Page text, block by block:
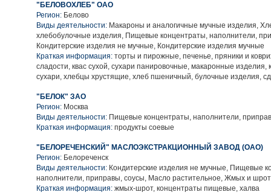
"БЕЛОВОХЛЕБ" ОАО
Регион: Белово
Виды деятельности: Макароны и аналогичные мучные изделия,
хлебобулочные изделия, Пищевые концентраты, наполнители,
Кондитерские изделия не мучные, Кондитерские изделия мучные
Краткая информация: торты и пирожные, печенье, пряники и
сладости, квас сухой, сухари панировочные, макаронные изделия,
сухари, хлебцы хрустящие, хлеб пшеничный, булочные изделия,
"БЕЛОК" ЗАО
Регион: Москва
Виды деятельности: Пищевые концентраты, наполнители,
Краткая информация: продукты соевые
"БЕЛОРЕЧЕНСКИЙ" МАСЛОЭКСТРАКЦИОННЫЙ ЗАВОД (ОАО)
Регион: Белореченск
Виды деятельности: Кондитерские изделия не мучные, Пищевые
наполнители, приправы, соусы, Масло растительное, Жмых и шрот
Краткая информация: жмых-шрот, концентраты пищевые, халва